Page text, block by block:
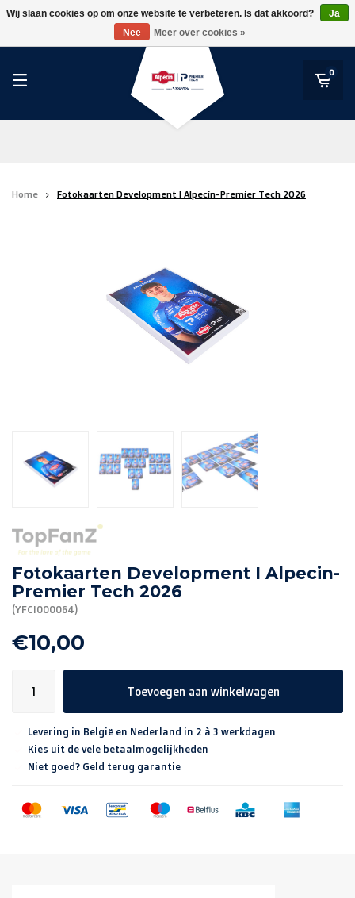
Alpecin-Premier Tech / Fenix-Premier Tech
Thierry Neuville
Veilingen
Lopende veilingen
Afgelopen veilingen
0
Home Fotokaarten Development I Alpecin-Premier Tech 2026
Fotokaarten Development I Alpecin-
Premier Tech 2026
(YFCI000064)
€10,00
Toevoegen aan winkelwagen
Levering in België en Nederland in 2 à 3 werkdagen
Kies uit de vele betaalmogelijkheden
Niet goed? Geld terug garantie
Wij slaan cookies op om onze website te verbeteren. Is dat akkoord?
Ja
Nee
Meer over cookies »